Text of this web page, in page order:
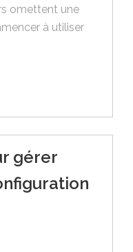
omettent une
à utiliser
gérer